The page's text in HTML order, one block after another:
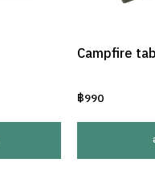
Campfire
฿990